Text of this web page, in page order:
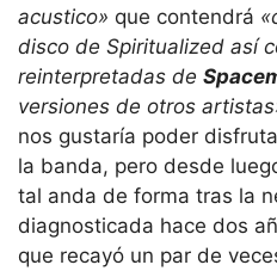
acustico» que contendrá
disco de Spiritualized así
reinterpretadas de
versiones de otros
nos gustaría poder
la banda, pero desde
tal anda de forma tras la
diagnosticada hace dos
que recayó un par de